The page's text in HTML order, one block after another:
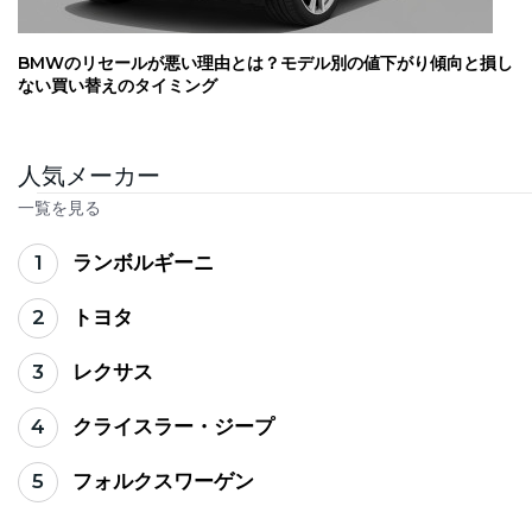
BMWのリセールが悪い理由とは？モデル別の値下がり傾向と損し
ない買い替えのタイミング
人気メーカー
一覧を見る
1 ランボルギーニ
2 トヨタ
3 レクサス
4 クライスラー・ジープ
5 フォルクスワーゲン